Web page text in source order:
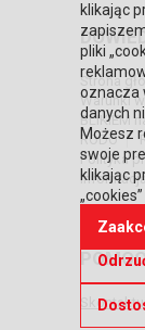
Strona
Warunki
BLIKIEM
RODO
Polityka
klikając
pliki
oznacza
danych
Możesz
swoje
klikając